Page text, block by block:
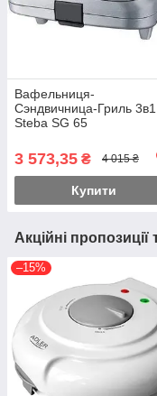
Вафельниця-
Сэндвичница-Гриль 3в1
Steba SG 65
3 573,35 ₴ 4 015 ₴
Купити
Акційні
–15%